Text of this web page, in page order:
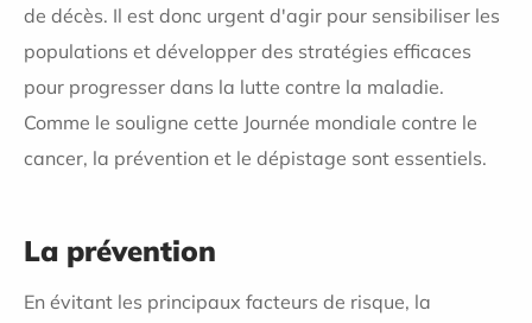
de décès. Il est donc urgent d'agir pour sensibiliser les
populations et développer des stratégies efficaces
pour progresser dans la lutte contre la maladie.
Comme le souligne cette Journée mondiale contre le
cancer, la prévention et le dépistage sont essentiels.
La prévention
En évitant les principaux facteurs de risque, la